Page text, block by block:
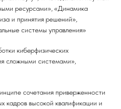
ресурсами», «Динамика
и принятия решений»,
системы управления»
киберфизических
сложными системами»,
сочетания приверженности
кадров высокой квалификации и